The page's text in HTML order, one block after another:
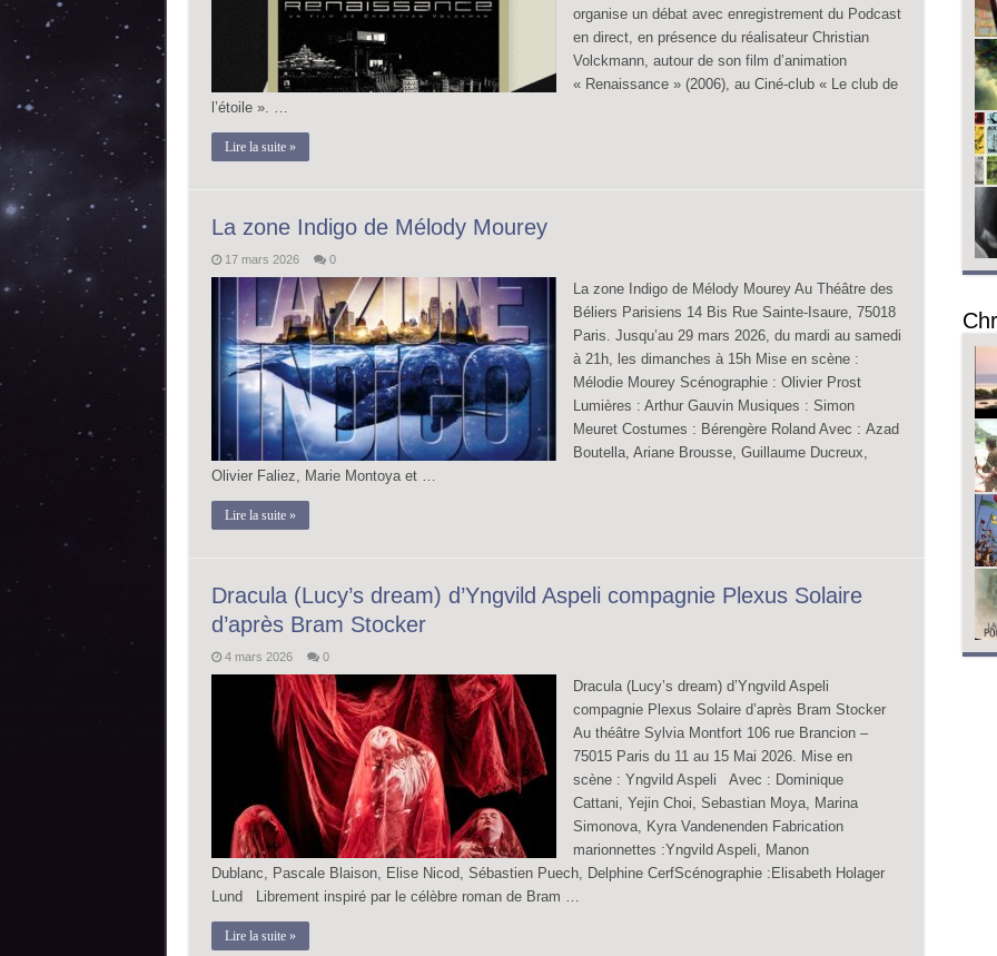
organise un débat avec enregistrement du Podcast
en direct, en présence du réalisateur Christian
Volckmann, autour de son film d’animation
« Renaissance » (2006), au Ciné-club « Le club de
l’étoile ». …
Lire la suite »
La zone Indigo de Mélody Mourey
17 mars 2026 0
La zone Indigo de Mélody Mourey Au Théâtre des
Béliers Parisiens 14 Bis Rue Sainte-Isaure, 75018
Paris. Jusqu’au 29 mars 2026, du mardi au samedi
à 21h, les dimanches à 15h Mise en scène :
Mélodie Mourey Scénographie : Olivier Prost
Lumières : Arthur Gauvin Musiques : Simon
Meuret Costumes : Bérengère Roland Avec : Azad
Boutella, Ariane Brousse, Guillaume Ducreux,
Olivier Faliez, Marie Montoya et …
Lire la suite »
Dracula (Lucy’s dream) d’Yngvild Aspeli compagnie Plexus Solaire
d’après Bram Stocker
4 mars 2026 0
Dracula (Lucy’s dream) d’Yngvild Aspeli
compagnie Plexus Solaire d’après Bram Stocker
Au théâtre Sylvia Montfort 106 rue Brancion –
75015 Paris du 11 au 15 Mai 2026. Mise en
scène : Yngvild Aspeli Avec : Dominique
Cattani, Yejin Choi, Sebastian Moya, Marina
Simonova, Kyra Vandenenden Fabrication
marionnettes :Yngvild Aspeli, Manon
Dublanc, Pascale Blaison, Elise Nicod, Sébastien Puech, Delphine CerfScénographie :Elisabeth Holager
Lund Librement inspiré par le célèbre roman de Bram …
Lire la suite »